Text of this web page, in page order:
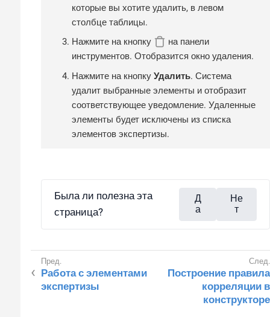
которые вы хотите удалить, в левом
столбце таблицы.
Нажмите на кнопку
на панели
инструментов. Отобразится окно удаления.
Нажмите на кнопку Удалить. Система
удалит выбранные элементы и отобразит
соответствующее уведомление. Удаленные
элементы будет исключены из списка
элементов экспертизы.
Была ли полезна эта
страница?
Д
а
Не
т
Работа с элементами
экспертизы
Построение правила
корреляции в
конструкторе